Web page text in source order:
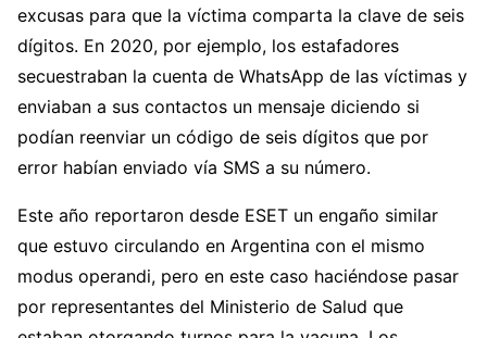
excusas para que la víctima comparta la clave de seis
dígitos. En 2020, por ejemplo, los estafadores
secuestraban la cuenta de WhatsApp de las víctimas y
enviaban a sus contactos un mensaje diciendo si
podían reenviar un código de seis dígitos que por
error habían enviado vía SMS a su número.
Este año reportaron desde ESET un engaño similar
que estuvo circulando en Argentina con el mismo
modus operandi, pero en este caso haciéndose pasar
por representantes del Ministerio de Salud que